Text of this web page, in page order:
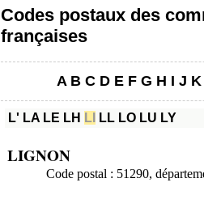
Codes postaux des
françaises
A B C D E F G H I J K
L' LA LE LH LI LL LO LU LY
LIGNON
Code postal : 51290,